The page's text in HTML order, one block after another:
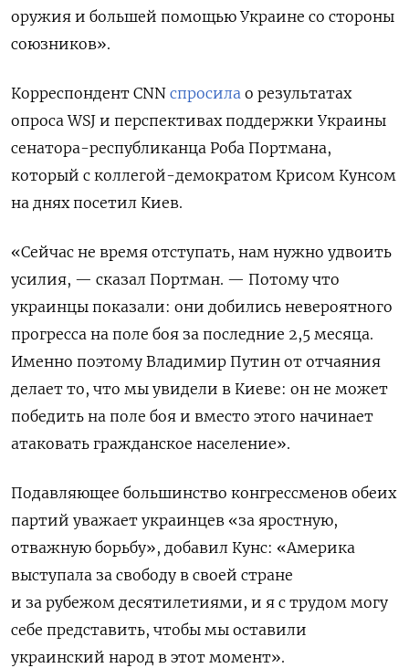
оружия и большей помощью Украине со стороны
союзников».
Корреспондент CNN спросила о результатах
опроса WSJ и перспективах поддержки Украины
сенатора-республиканца Роба Портмана,
который с коллегой-демократом Крисом Кунсом
на днях посетил Киев.
«Сейчас не время отступать, нам нужно удвоить
усилия, — сказал Портман. — Потому что
украинцы показали: они добились невероятного
прогресса на поле боя за последние 2,5 месяца.
Именно поэтому Владимир Путин от отчаяния
делает то, что мы увидели в Киеве: он не может
победить на поле боя и вместо этого начинает
атаковать гражданское население».
Подавляющее большинство конгрессменов обеих
партий уважает украинцев «за яростную,
отважную борьбу», добавил Кунс: «Америка
выступала за свободу в своей стране
и за рубежом десятилетиями, и я с трудом могу
себе представить, чтобы мы оставили
украинский народ в этот момент».